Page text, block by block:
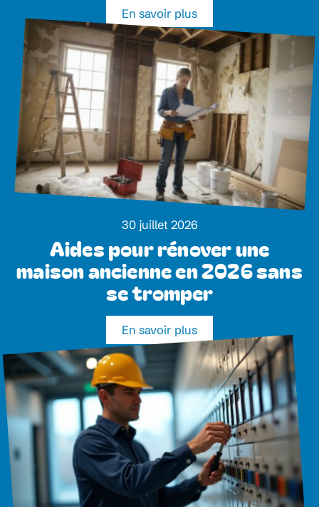
En savoir plus
30 juillet 2026
Aides pour rénover une
maison ancienne en 2026 sans
se tromper
En savoir plus